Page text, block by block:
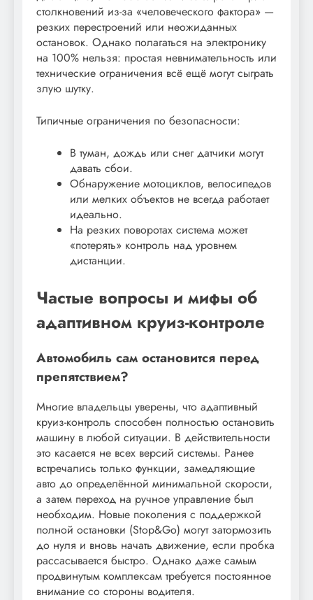
столкновений из-за «человеческого фактора» —
резких перестроений или неожиданных
остановок. Однако полагаться на электронику
на 100% нельзя: простая невнимательность или
технические ограничения всё ещё могут сыграть
злую шутку.
Типичные ограничения по безопасности:
В туман, дождь или снег датчики могут
давать сбои.
Обнаружение мотоциклов, велосипедов
или мелких объектов не всегда работает
идеально.
На резких поворотах система может
«потерять» контроль над уровнем
дистанции.
Частые вопросы и мифы об
адаптивном круиз-контроле
Автомобиль сам остановится перед
препятствием?
Многие владельцы уверены, что адаптивный
круиз-контроль способен полностью остановить
машину в любой ситуации. В действительности
это касается не всех версий системы. Ранее
встречались только функции, замедляющие
авто до определённой минимальной скорости,
а затем переход на ручное управление был
необходим. Новые поколения с поддержкой
полной остановки (Stop&Go) могут затормозить
до нуля и вновь начать движение, если пробка
рассасывается быстро. Однако даже самым
продвинутым комплексам требуется постоянное
внимание со стороны водителя.